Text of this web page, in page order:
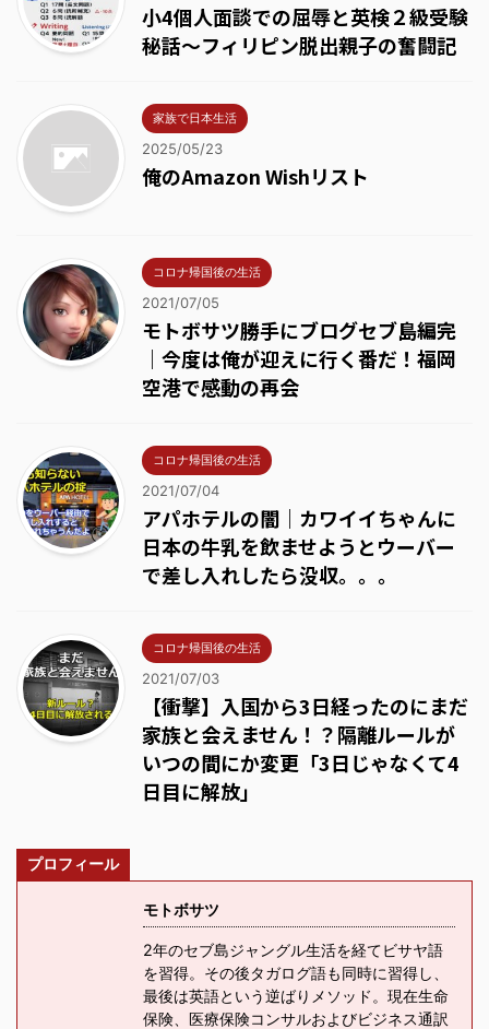
小4個人面談での屈辱と英検２級受験
秘話～フィリピン脱出親子の奮闘記
家族で日本生活
2025/05/23
俺のAmazon Wishリスト
コロナ帰国後の生活
2021/07/05
モトボサツ勝手にブログセブ島編完
｜今度は俺が迎えに行く番だ！福岡
空港で感動の再会
コロナ帰国後の生活
2021/07/04
アパホテルの闇｜カワイイちゃんに
日本の牛乳を飲ませようとウーバー
で差し入れしたら没収。。。
コロナ帰国後の生活
2021/07/03
【衝撃】入国から3日経ったのにまだ
家族と会えません！？隔離ルールが
いつの間にか変更「3日じゃなくて4
日目に解放」
プロフィール
モトボサツ
2年のセブ島ジャングル生活を経てビサヤ語
を習得。その後タガログ語も同時に習得し、
最後は英語という逆ばりメソッド。現在生命
保険、医療保険コンサルおよびビジネス通訳